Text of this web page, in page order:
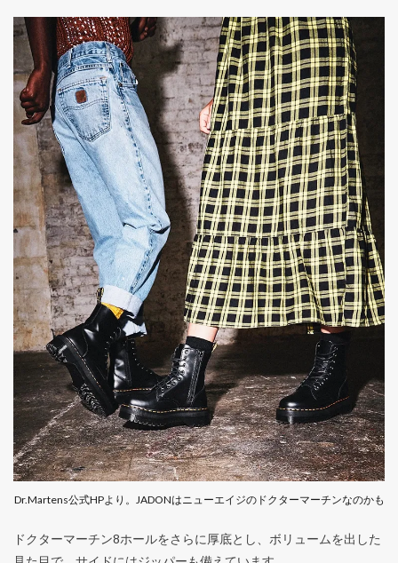
Dr.Martens公式HPより。JADONはニューエイジのドクターマーチンなのかも
ドクターマーチン8ホールをさらに厚底とし、ボリュームを出した